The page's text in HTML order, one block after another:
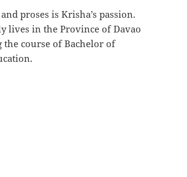
proses is Krisha’s passion.
lives in the Province of Davao
the course of Bachelor of